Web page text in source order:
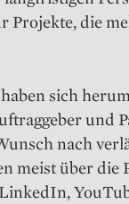
Projekte, die
sich
und
nach
meist über die